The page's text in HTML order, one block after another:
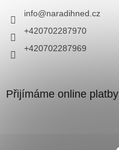
info@naradihned.cz
+420702287970
+420702287969
Přijímáme online platby